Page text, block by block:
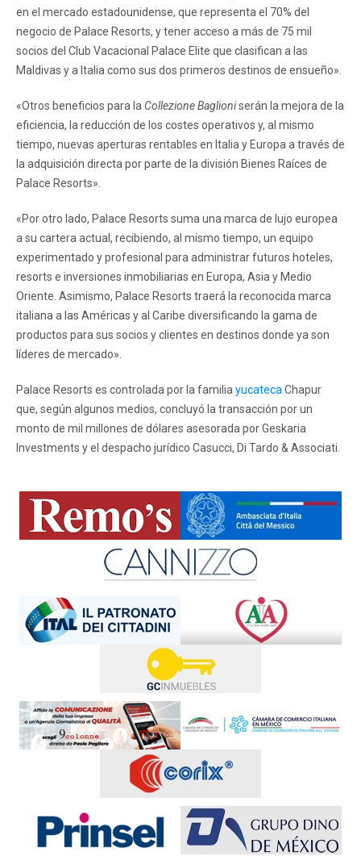
en el mercado estadounidense, que representa el 70% del
negocio de Palace Resorts, y tener acceso a más de 75 mil
socios del Club Vacacional Palace Elite que clasifican a las
Maldivas y a Italia como sus dos primeros destinos de ensueño».
«Otros beneficios para la Collezione Baglioniserán la mejora de la
eficiencia, la reducción de los costes operativos y, al mismo
tiempo, nuevas aperturas rentables en Italia y Europa a través de
la adquisición directa por parte de la división Bienes Raíces de
Palace Resorts».
«Por otro lado, Palace Resorts suma una marca de lujo europea
a su cartera actual, recibiendo, al mismo tiempo, un equipo
experimentado y profesional para administrar futuros hoteles,
resorts e inversiones inmobiliarias en Europa, Asia y Medio
Oriente. Asimismo, Palace Resorts traerá la reconocida marca
italiana a las Américas y al Caribe diversificando la gama de
productos para sus socios y clientes en destinos donde ya son
líderes de mercado».
Palace Resorts es controlada por la familia yucateca Chapur
que, según algunos medios, concluyó la transacción por un
monto de mil millones de dólares asesorada por Geskaria
Investments y el despacho jurídico Casucci, Di Tardo & Associati.